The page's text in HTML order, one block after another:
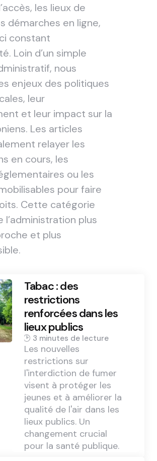
les lieux de
démarches en ligne,
constant
Loin d’un simple
nous
enjeux des politiques
leur
et leur impact sur la
Les articles
relayer les
en cours, les
ou les
pour faire
Cette catégorie
l’administration plus
et plus
Tabac : des
restrictions
renforcées dans les
lieux publics
3 min
Les nouvelles
restrictions sur
l'interdiction de fumer
visent à protéger les
jeunes et à améliorer la
qualité de l'air dans les
lieux publics. Un
changement crucial
pour la santé publique.